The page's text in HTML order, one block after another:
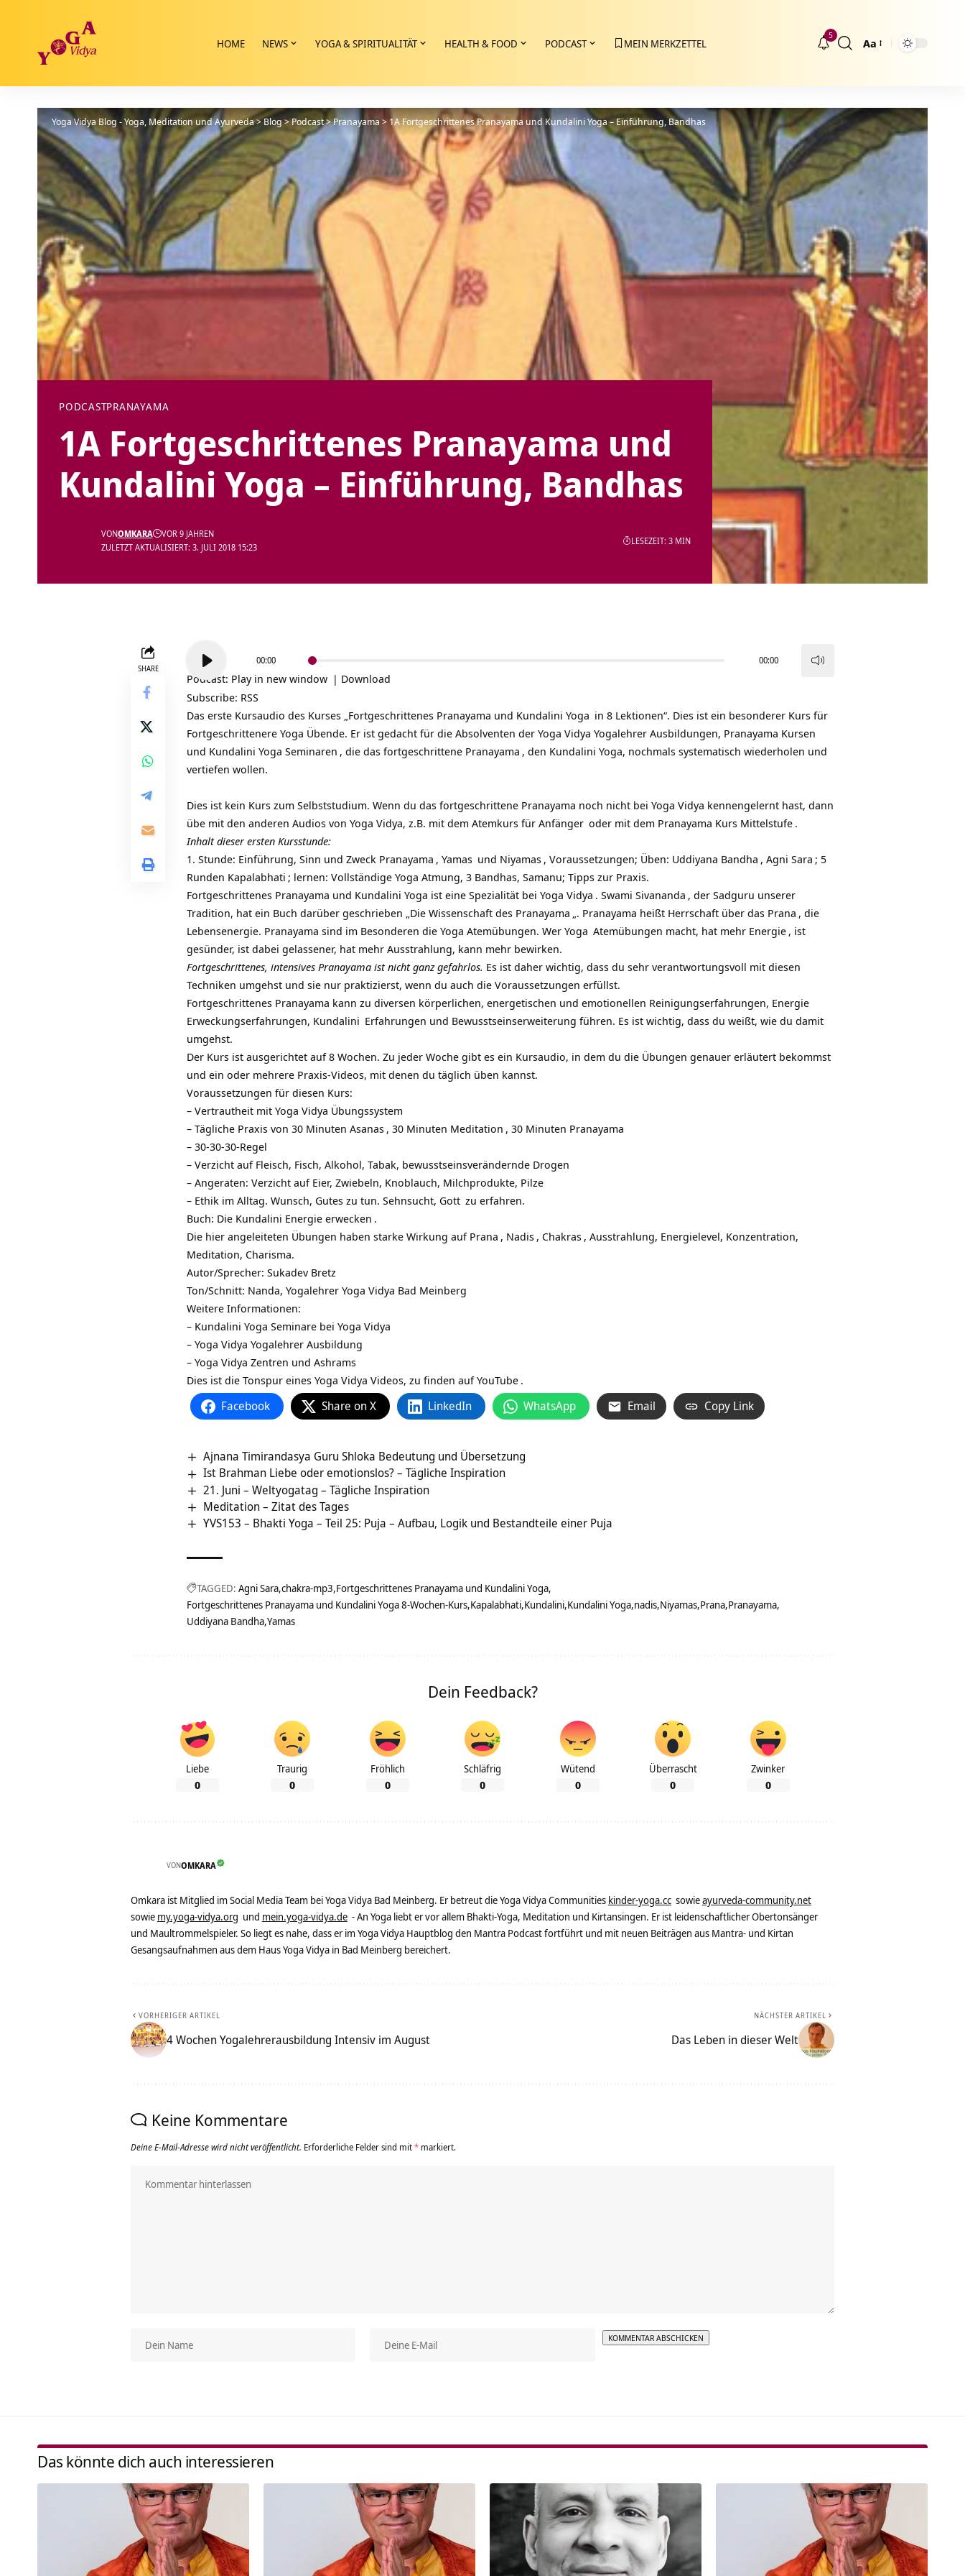
HOME NEWS YOGA & SPIRITUALITÄT HEALTH & FOOD PODCAST MEIN MERKZETTEL
5
Größenänderung
Aa
Yoga Vidya Blog - Yoga, Meditation und Ayurveda>Blog>Podcast>Pranayama >1A Fortgeschrittenes Pranayama und Kundalini Yoga – Einführung, Bandhas
PODCASTPRANAYAMA
1A Fortgeschrittenes Pranayama und
Kundalini Yoga – Einführung, Bandhas
ZULETZT AKTUALISIERT: 3. JULI 2018 15:23
VONOMKARA VOR 9 JAHREN
LESEZEIT: 3 MIN
SHARE
Player
00:00 00:00
Podcast: Play in new window | Download
Subscribe: RSS
Das erste Kursaudio des Kurses „Fortgeschrittenes Pranayama und Kundalini Yoga in 8 Lektionen“. Dies ist ein besonderer Kurs für
Fortgeschrittenere Yoga Übende. Er ist gedacht für die Absolventen der Yoga Vidya Yogalehrer Ausbildungen, Pranayama Kursen
und Kundalini Yoga Seminaren , die das fortgeschrittene Pranayama , den Kundalini Yoga, nochmals systematisch wiederholen und
vertiefen wollen.
Dies ist kein Kurs zum Selbststudium. Wenn du das fortgeschrittene Pranayama noch nicht bei Yoga Vidya kennengelernt hast, dann
übe mit den anderen Audios von Yoga Vidya, z.B. mit dem Atemkurs für Anfänger oder mit dem Pranayama Kurs Mittelstufe .
Inhalt dieser ersten Kursstunde:
1. Stunde: Einführung, Sinn und Zweck Pranayama , Yamas und Niyamas , Voraussetzungen; Üben: Uddiyana Bandha , Agni Sara ; 5
Runden Kapalabhati ; lernen: Vollständige Yoga Atmung, 3 Bandhas, Samanu; Tipps zur Praxis.
Fortgeschrittenes Pranayama und Kundalini Yoga ist eine Spezialität bei Yoga Vidya . Swami Sivananda , der Sadguru unserer
Tradition, hat ein Buch darüber geschrieben „Die Wissenschaft des Pranayama „. Pranayama heißt Herrschaft über das Prana , die
Lebensenergie. Pranayama sind im Besonderen die Yoga Atemübungen. Wer Yoga Atemübungen macht, hat mehr Energie , ist
gesünder, ist dabei gelassener, hat mehr Ausstrahlung, kann mehr bewirken.
Fortgeschrittenes, intensives Pranayama ist nicht ganz gefahrlos. Es ist daher wichtig, dass du sehr verantwortungsvoll mit diesen
Techniken umgehst und sie nur praktizierst, wenn du auch die Voraussetzungen erfüllst.
Fortgeschrittenes Pranayama kann zu diversen körperlichen, energetischen und emotionellen Reinigungserfahrungen, Energie
Erweckungserfahrungen, Kundalini Erfahrungen und Bewusstseinserweiterung führen. Es ist wichtig, dass du weißt, wie du damit
umgehst.
Der Kurs ist ausgerichtet auf 8 Wochen. Zu jeder Woche gibt es ein Kursaudio, in dem du die Übungen genauer erläutert bekommst
und ein oder mehrere Praxis-Videos, mit denen du täglich üben kannst.
Voraussetzungen für diesen Kurs:
– Vertrautheit mit Yoga Vidya Übungssystem
– Tägliche Praxis von 30 Minuten Asanas , 30 Minuten Meditation , 30 Minuten Pranayama
– 30-30-30-Regel
– Verzicht auf Fleisch, Fisch, Alkohol, Tabak, bewusstseinsverändernde Drogen
– Angeraten: Verzicht auf Eier, Zwiebeln, Knoblauch, Milchprodukte, Pilze
– Ethik im Alltag. Wunsch, Gutes zu tun. Sehnsucht, Gott zu erfahren.
Buch: Die Kundalini Energie erwecken .
Die hier angeleiteten Übungen haben starke Wirkung auf Prana , Nadis , Chakras , Ausstrahlung, Energielevel, Konzentration,
Meditation, Charisma.
Autor/Sprecher: Sukadev Bretz
Ton/Schnitt: Nanda, Yogalehrer Yoga Vidya Bad Meinberg
Weitere Informationen:
– Kundalini Yoga Seminare bei Yoga Vidya
– Yoga Vidya Yogalehrer Ausbildung
– Yoga Vidya Zentren und Ashrams
Dies ist die Tonspur eines Yoga Vidya Videos, zu finden aufYouTube .
Facebook Share on X LinkedIn WhatsApp Email Copy Link
Ajnana Timirandasya Guru Shloka Bedeutung und Übersetzung
Ist Brahman Liebe oder emotionslos? – Tägliche Inspiration
21. Juni – Weltyogatag – Tägliche Inspiration
Meditation – Zitat des Tages
YVS153 – Bhakti Yoga – Teil 25: Puja – Aufbau, Logik und Bestandteile einer Puja
TAGGED: Agni Sara chakra-mp3 Fortgeschrittenes Pranayama und Kundalini Yoga
Fortgeschrittenes Pranayama und Kundalini Yoga 8-Wochen-Kurs Kapalabhati Kundalini Kundalini Yoga nadis Niyamas Prana Pranayama
Uddiyana Bandha Yamas
Dein Feedback?
Liebe
0
Traurig
0
Fröhlich
0
Schläfrig
0
Wütend
0
Überrascht
0
Zwinker
0
VONOMKARA
Omkara ist Mitglied im Social Media Team bei Yoga Vidya Bad Meinberg. Er betreut die Yoga Vidya Communities kinder-yoga.cc sowieayurveda-community.net
sowie my.yoga-vidya.org und mein.yoga-vidya.de - An Yoga liebt er vor allem Bhakti-Yoga, Meditation und Kirtansingen. Er ist leidenschaftlicher Obertonsänger
und Maultrommelspieler. So liegt es nahe, dass er im Yoga Vidya Hauptblog den Mantra Podcast fortführt und mit neuen Beiträgen aus Mantra- und Kirtan
Gesangsaufnahmen aus dem Haus Yoga Vidya in Bad Meinberg bereichert.
VORHERIGER ARTIKEL
4 Wochen Yogalehrerausbildung Intensiv im August
NÄCHSTER ARTIKEL
Das Leben in dieser Welt
Keine Kommentare
Deine E-Mail-Adresse wird nicht veröffentlicht. Erforderliche Felder sind mit* markiert.
Das könnte dich auch interessieren